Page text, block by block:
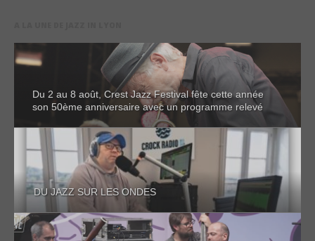
Du 2 au 8 août, Crest Jazz Festival fête cette année
son 50ème anniversaire avec un programme relevé
DU JAZZ SUR LES ONDES